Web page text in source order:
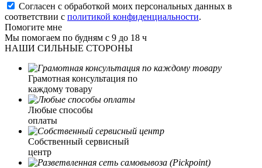
Согласен с обработкой моих персональных данных в
соответствии с политикой конфиденциальности.
Помогите мне
Мы помогаем по будням с 9 до 18 ч
НАШИ СИЛЬНЫЕ СТОРОНЫ
Грамотная консультация по
каждому товару
Любые способы
оплаты
Собственный сервисный
центр